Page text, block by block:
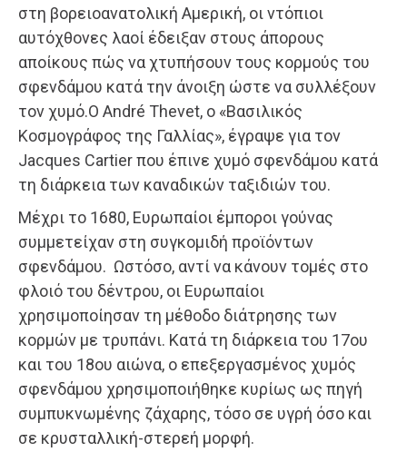
στη βορειοανατολική Αμερική, οι ντόπιοι
αυτόχθονες λαοί έδειξαν στους άπορους
αποίκους πώς να χτυπήσουν τους κορμούς του
σφενδάμου κατά την άνοιξη ώστε να συλλέξουν
τον χυμό.Ο André Thevet, ο «Βασιλικός
Κοσμογράφος της Γαλλίας», έγραψε για τον
Jacques Cartier που έπινε χυμό σφενδάμου κατά
τη διάρκεια των καναδικών ταξιδιών του.
Μέχρι το 1680, Ευρωπαίοι έμποροι γούνας
συμμετείχαν στη συγκομιδή προϊόντων
σφενδάμου. Ωστόσο, αντί να κάνουν τομές στο
φλοιό του δέντρου, οι Ευρωπαίοι
χρησιμοποίησαν τη μέθοδο διάτρησης των
κορμών με τρυπάνι. Κατά τη διάρκεια του 17ου
και του 18ου αιώνα, ο επεξεργασμένος χυμός
σφενδάμου χρησιμοποιήθηκε κυρίως ως πηγή
συμπυκνωμένης ζάχαρης, τόσο σε υγρή όσο και
σε κρυσταλλική-στερεή μορφή.